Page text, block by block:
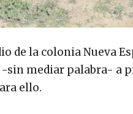
de la colonia Nueva
sin mediar palabra- a
ello.